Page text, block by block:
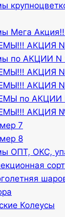
Мега
АКЦИЯ N
по АКЦИИ N
АКЦИЯ N
АКЦИЯ N
по АКЦИИ
АКЦИЯ
7
8
ОПТ, ОКС,
Колеусы